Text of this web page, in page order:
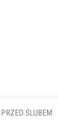
PRZED ŚLUBEM